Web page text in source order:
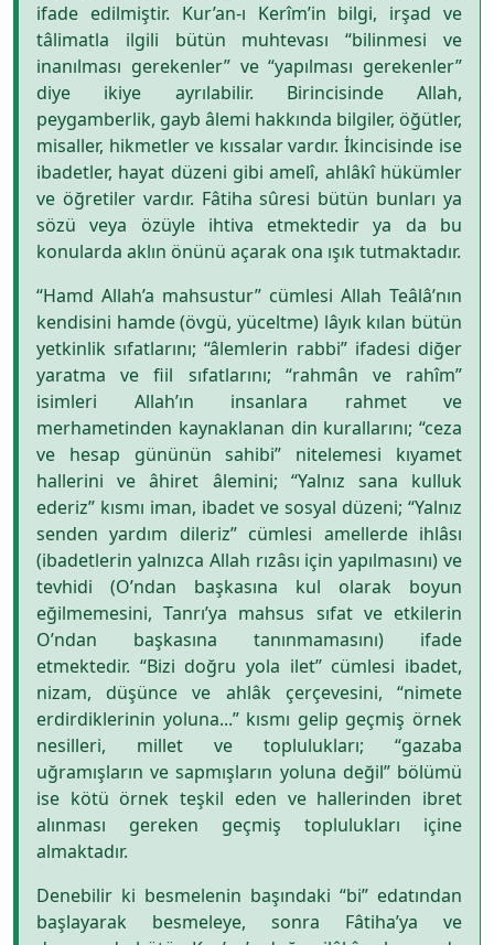
ifade edilmiştir. Kur’an-ı Kerîm’in bilgi, irşad ve
tâlimatla ilgili bütün muhtevası “bilinmesi ve
inanılması gerekenler” ve “yapılması gerekenler”
diye ikiye ayrılabilir. Birincisinde Allah,
peygamberlik, gayb âlemi hakkında bilgiler, öğütler,
misaller, hikmetler ve kıssalar vardır. İkincisinde ise
ibadetler, hayat düzeni gibi amelî, ahlâkî hükümler
ve öğretiler vardır. Fâtiha sûresi bütün bunları ya
sözü veya özüyle ihtiva etmektedir ya da bu
konularda aklın önünü açarak ona ışık tutmaktadır.
“Hamd Allah’a mahsustur” cümlesi Allah Teâlâ’nın
kendisini hamde (övgü, yüceltme) lâyık kılan bütün
yetkinlik sıfatlarını; “âlemlerin rabbi” ifadesi diğer
yaratma ve fiil sıfatlarını; “rahmân ve rahîm”
isimleri Allah’ın insanlara rahmet ve
merhametinden kaynaklanan din kurallarını; “ceza
ve hesap gününün sahibi” nitelemesi kıyamet
hallerini ve âhiret âlemini; “Yalnız sana kulluk
ederiz” kısmı iman, ibadet ve sosyal düzeni; “Yalnız
senden yardım dileriz” cümlesi amellerde ihlâsı
(ibadetlerin yalnızca Allah rızâsı için yapılmasını) ve
tevhidi (O’ndan başkasına kul olarak boyun
eğilmemesini, Tanrı’ya mahsus sıfat ve etkilerin
O’ndan başkasına tanınmamasını) ifade
etmektedir. “Bizi doğru yola ilet” cümlesi ibadet,
nizam, düşünce ve ahlâk çerçevesini, “nimete
erdirdiklerinin yoluna...” kısmı gelip geçmiş örnek
nesilleri, millet ve toplulukları; “gazaba
uğramışların ve sapmışların yoluna değil” bölümü
ise kötü örnek teşkil eden ve hallerinden ibret
alınması gereken geçmiş toplulukları içine
almaktadır.
Denebilir ki besmelenin başındaki “bi” edatından
başlayarak besmeleye, sonra Fâtiha’ya ve